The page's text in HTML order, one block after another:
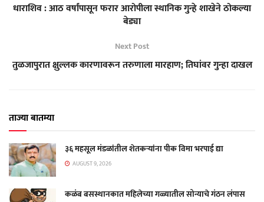
धाराशिव : आठ वर्षांपासून फरार आरोपीला स्थानिक गुन्हे शाखेने ठोकल्या
बेड्या
Next Post
तुळजापुरात क्षुल्लक कारणावरून तरुणाला मारहाण; तिघांवर गुन्हा दाखल
ताज्या बातम्या
३६ महसूल मंडळांतील शेतकऱ्यांना पीक विमा भरपाई द्या
AUGUST 9, 2026
कळंब बसस्थानकात महिलेच्या गळ्यातील सोन्याचे गंठन लंपास